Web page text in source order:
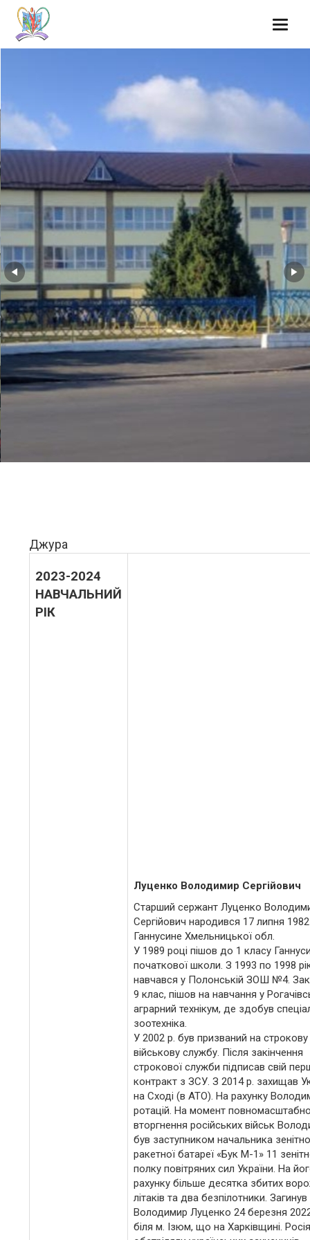
Джура
2023-2024
НАВЧАЛЬНИЙ
РІК
Луценко Володимир Сергійович
Старший сержант Луценко
Сергійович народився 17 липня
Ганнусине Хмельницької обл.
У 1989 році пішов до 1 класу
початкової школи. З 1993 по 1998
навчався у Полонській ЗОШ №4.
9 клас, пішов на навчання у
аграрний технікум, де здобув
зоотехніка.
У 2002 р. був призваний на строкову
військову службу. Після закінчення
строкової служби підписав свій
контракт з ЗСУ. З 2014 р. захищав
на Сході (в АТО). На рахунку
ротацій. На момент
вторгнення російських військ
був заступником начальника
ракетної батареї «Бук М-1» 11
полку повітряних сил України. На
рахунку більше десятка збитих
літаків та два безпілотники. Загинув
Володимир Луценко 24 березня
біля м. Ізюм, що на Харківщині.